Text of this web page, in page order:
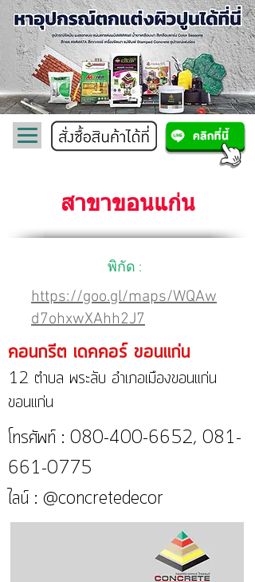
สาขาขอนแก่น
สาขาขอนแก่น
พิกัด :
https://goo.gl/maps/WQAw
d7ohxwXAhh2J7
คอนกรีต เดคคอร์ ขอนแก่น
12 ตำบล พระลับ อำเภอเมืองขอนแก่น
ขอนแก่น
โทรศัพท์ : 080-400-6652, 081-
661-0775
ไลน์ : @concretedecor